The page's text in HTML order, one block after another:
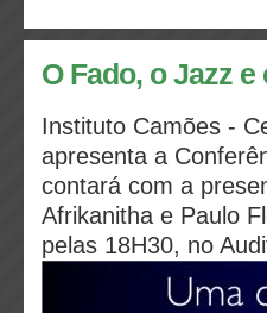
O Fado, o Jazz
Instituto Camões -
apresenta a
contará com a
Afrikanitha e Paulo
pelas 18H30, no